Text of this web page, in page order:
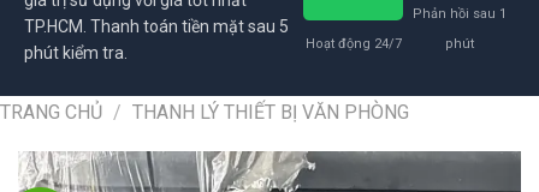
TP.HCM. Thanh toán tiền mặt sau 5
phút kiểm tra.
Hoạt động 24/7
Phản hồi sau 1
phút
TRANG CHỦ / THANH LÝ THIẾT BỊ VĂN PHÒNG